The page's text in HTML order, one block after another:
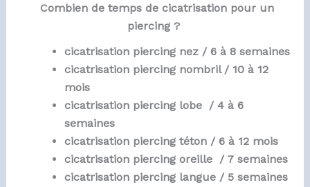
Combien de temps de cicatrisation pour un
piercing ?
cicatrisation piercing nez / 6 à 8 semaines
cicatrisation piercing nombril / 10 à 12
mois
cicatrisation piercing lobe / 4 à 6
semaines
cicatrisation piercing téton / 6 à 12 mois
cicatrisation piercing oreille / 7 semaines
cicatrisation piercing langue / 5 semaines